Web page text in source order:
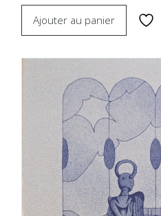
Ajouter au panier